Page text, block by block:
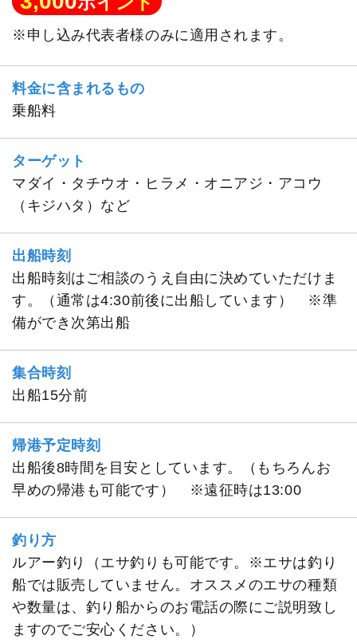
※申し込み代表者様のみに適用されます。
料金に含まれるもの
乗船料
ターゲット
マダイ・タチウオ・ヒラメ・オニアジ・アコウ
（キジハタ）など
出船時刻
出船時刻はご相談のうえ自由に決めていただけま
す。（通常は4:30前後に出船しています） ※準
備ができ次第出船
集合時刻
出船15分前
帰港予定時刻
出船後8時間を目安としています。（もちろんお
早めの帰港も可能です） ※遠征時は13:00
釣り方
ルアー釣り（エサ釣りも可能です。※エサは釣り
船では販売していません。オススメのエサの種類
や数量は、釣り船からのお電話の際にご説明致し
ますのでご安心ください。）